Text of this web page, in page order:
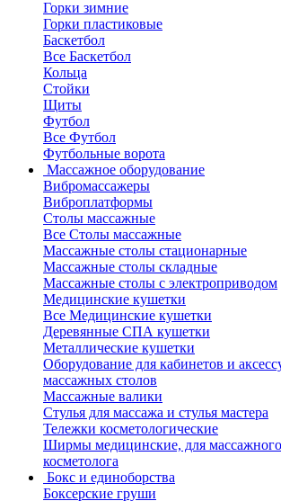
Горки зимние
Горки пластиковые
Баскетбол
Все Баскетбол
Кольца
Стойки
Щиты
Футбол
Все Футбол
Футбольные ворота
Массажное оборудование
Вибромассажеры
Виброплатформы
Столы массажные
Все Столы массажные
Массажные столы стационарные
Массажные столы складные
Массажные столы с электроприводом
Медицинские кушетки
Все Медицинские кушетки
Деревянные СПА кушетки
Металлические кушетки
Оборудование для кабинетов и
массажных столов
Массажные валики
Стулья для массажа и стулья мастера
Тележки косметологические
Ширмы медицинские, для массажного
косметолога
Бокс и единоборства
Боксерские груши